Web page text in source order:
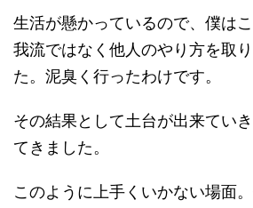
生活が懸かっているので、僕はこ
我流ではなく他人のやり方を取
た。泥臭く行ったわけです。
その結果として土台が出来てい
てきました。
このように上手くいかない場面